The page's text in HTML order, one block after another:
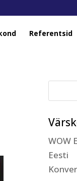
Referentsid
WOW
Eesti